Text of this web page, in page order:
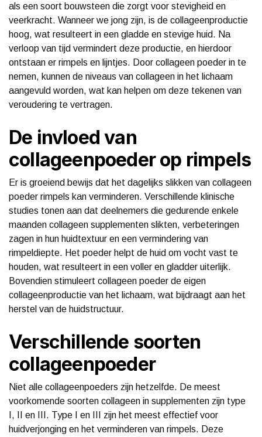
als een soort bouwsteen die zorgt voor stevigheid en
veerkracht. Wanneer we jong zijn, is de collageenproductie
hoog, wat resulteert in een gladde en stevige huid. Na
verloop van tijd vermindert deze productie, en hierdoor
ontstaan er rimpels en lijntjes. Door collageen poeder in te
nemen, kunnen de niveaus van collageen in het lichaam
aangevuld worden, wat kan helpen om deze tekenen van
veroudering te vertragen.
De invloed van
collageenpoeder op rimpels
Er is groeiend bewijs dat het dagelijks slikken van collageen
poeder rimpels kan verminderen. Verschillende klinische
studies tonen aan dat deelnemers die gedurende enkele
maanden collageen supplementen slikten, verbeteringen
zagen in hun huidtextuur en een vermindering van
rimpeldiepte. Het poeder helpt de huid om vocht vast te
houden, wat resulteert in een voller en gladder uiterlijk.
Bovendien stimuleert collageen poeder de eigen
collageenproductie van het lichaam, wat bijdraagt aan het
herstel van de huidstructuur.
Verschillende soorten
collageenpoeder
Niet alle collageenpoeders zijn hetzelfde. De meest
voorkomende soorten collageen in supplementen zijn type
I, II en III. Type I en III zijn het meest effectief voor
huidverjonging en het verminderen van rimpels. Deze